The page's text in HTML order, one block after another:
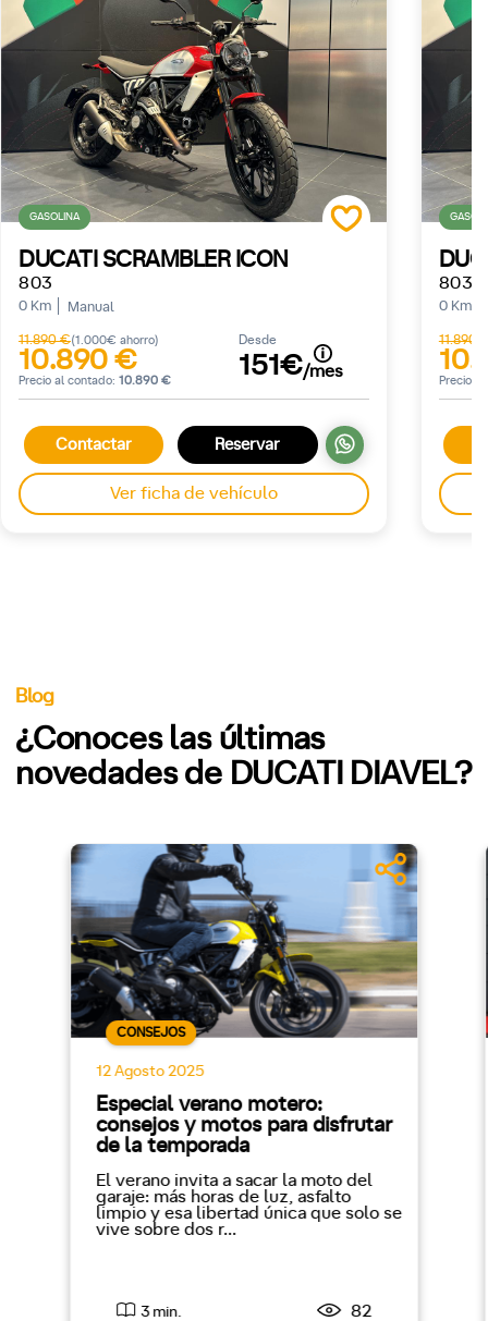
GASOLINA
DUCATI SCRAMBLER ICON
803
0 Km Manual
11.890 €(1.000€ ahorro)
10.890 €
Precio al contado: 10.890 €
Desde
151€/mes
Contactar Reservar
Ver ficha de vehículo
803
0 Km
11.890
Precio
Blog
¿Conoces las últimas
novedades de DUCATI DIAVEL?
CONSEJOS
12 Agosto 2025
Especial verano motero:
consejos y motos para disfrutar
de la temporada
El verano invita a sacar la moto del
garaje: más horas de luz, asfalto
limpio y esa libertad única que solo se
vive sobre dos r...
3 min. 82